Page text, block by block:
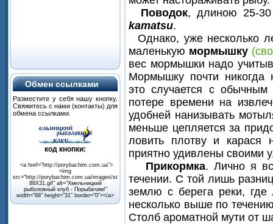
Обмен ссылками
Разместите у себя нашу кнопку.
Свяжитесь с нами (контакты) для
обмена ссылками
код кнопки:
<a href="http://porybachim.com.ua">
<img
src="http://porybachim.com.ua/images/stories/Decor/porybachim-
88X31.gif" alt="Хмельницкий
рыболовный клуб - Порыбачим!"
width="88" height="31" border="0"></a>
Поводок, длиною 25-
kamatsu.
Однако, уже несколько
маленькую мормышку
вес мормышки надо
Мормышку почти никогда
это случается с
потере времени на
удобней нанизывать
меньше цепляется за
ловить плотву и
приятно удивлены своими
Прикормка. Лично я
течении. С той лишь
землю с берега реки, где
несколько выше по
Столб ароматной мути от